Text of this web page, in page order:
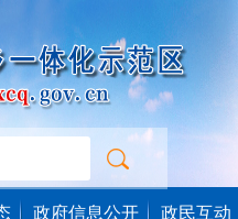
政府信息公开 政民互动